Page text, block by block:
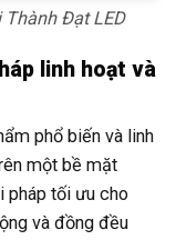
Thành Đạt LED
linh hoạt và
phổ biến và linh
một bề mặt
pháp tối ưu cho
và đồng đều